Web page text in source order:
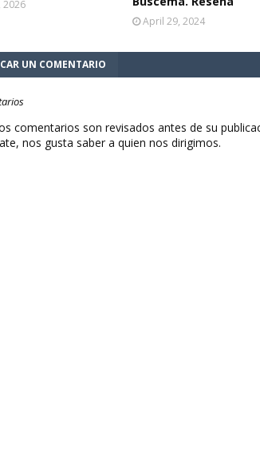
2026
April 29, 2024
UN COMENTARIO
comentarios son revisados antes de su
nos gusta saber a quien nos dirigimos.